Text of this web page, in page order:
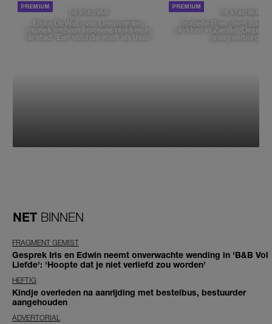
DE STAD VAN
Elske DeWall over Leeuwarden,
muziek en haar favoriete plekken in
de stad: 'Een stad die voelt als thuis'
DE STAD VAN
Isabelle Boer deelt haar
plekken in Zwolle: 'Deze
graag verborgen'
NET BINNEN
FRAGMENT GEMIST
Gesprek Iris en Edwin neemt onverwachte wending in 'B&B Vol
Liefde': 'Hoopte dat je niet verliefd zou worden'
HEFTIG
Kindje overleden na aanrijding met bestelbus, bestuurder
aangehouden
ADVERTORIAL